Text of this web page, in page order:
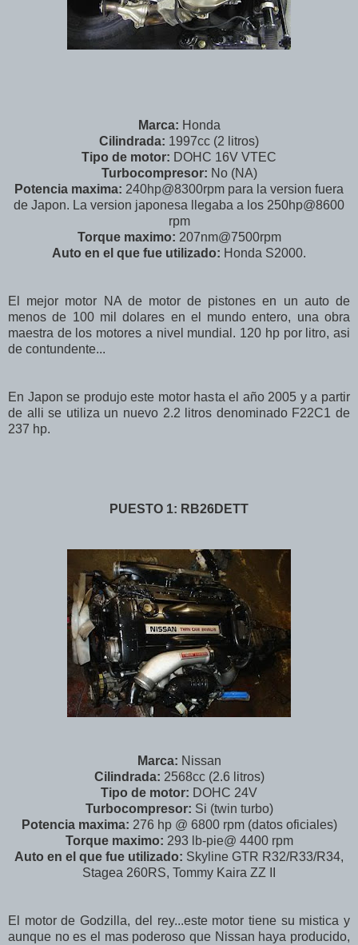
Marca: Honda
Cilindrada: 1997cc (2 litros)
Tipo de motor: DOHC 16V VTEC
Turbocompresor: No (NA)
Potencia maxima: 240hp@8300rpm para la version fuera
de Japon. La version japonesa llegaba a los 250hp@8600
rpm
Torque maximo: 207nm@7500rpm
Auto en el que fue utilizado: Honda S2000.
El mejor motor NA de motor de pistones en un auto de
menos de 100 mil dolares en el mundo entero, una obra
maestra de los motores a nivel mundial. 120 hp por litro, asi
de contundente...
En Japon se produjo este motor hasta el año 2005 y a partir
de alli se utiliza un nuevo 2.2 litros denominado F22C1 de
237 hp.
PUESTO 1: RB26DETT
Marca: Nissan
Cilindrada: 2568cc (2.6 litros)
Tipo de motor: DOHC 24V
Turbocompresor: Si (twin turbo)
Potencia maxima: 276 hp @ 6800 rpm (datos oficiales)
Torque maximo: 293 lb-pie@ 4400 rpm
Auto en el que fue utilizado: Skyline GTR R32/R33/R34,
Stagea 260RS, Tommy Kaira ZZ II
El motor de Godzilla, del rey...este motor tiene su mistica y
aunque no es el mas poderoso que Nissan haya producido,